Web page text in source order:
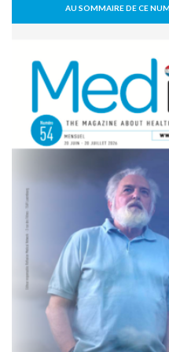
européen des données de
08 juillet 2026 - 11:18
L’arthrodèse sacro-iliaque
risque de PTH
07 juillet 2026 - 09:47
Activité physique: bénéfice
nécessairement pour le
07 juillet 2026 - 09:39
Comment une
22 juin 2026 - 17:16
Covid long: des symptômes
11 mai 2026 - 10:36
Un robot humanoïde testé
équipes soignantes
31 mars 2026 - 06:51
IA et responsabilité
AU SOMMAIRE DE CE